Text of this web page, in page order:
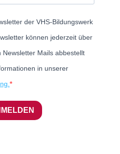
der VHS-Bildungswerk
können jederzeit über
Newsletter Mails abbestellt
in unserer